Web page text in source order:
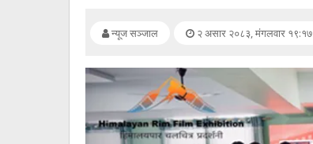
न्यूज सञ्जाल २ असार २०८३, मंगलवार १९:१७